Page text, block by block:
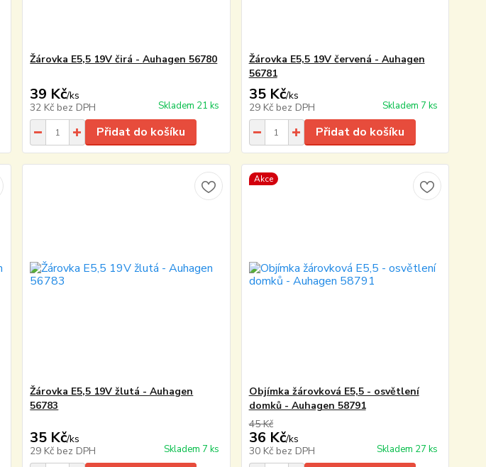
Žárovka E5,5 19V čirá - Auhagen 56780
39 Kč/ks
32 Kč bez DPH Skladem 21 ks
Přidat do košíku
Žárovka E5,5 19V červená - Auhagen
56781
35 Kč/ks
29 Kč bez DPH Skladem 7 ks
Přidat do košíku
Žárovka E5,5 19V žlutá - Auhagen
56783
35 Kč/ks
29 Kč bez DPH Skladem 7 ks
Akce
Objímka žárovková E5,5 - osvětlení
domků - Auhagen 58791
45 Kč
36 Kč/ks
30 Kč bez DPH Skladem 27 ks